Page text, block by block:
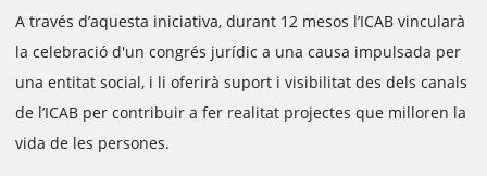
A través d’aquesta iniciativa, durant 12 mesos l’ICAB vincularà
la celebració d'un congrés jurídic a una causa impulsada per
una entitat social, i li oferirà suport i visibilitat des dels canals
de l’ICAB per contribuir a fer realitat projectes que milloren la
vida de les persones.